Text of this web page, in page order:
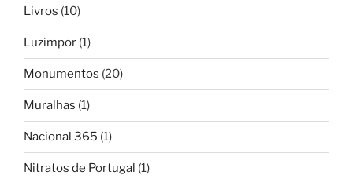
Livros (10)
Luzimpor (1)
Monumentos (20)
Muralhas (1)
Nacional 365 (1)
Nitratos de Portugal (1)